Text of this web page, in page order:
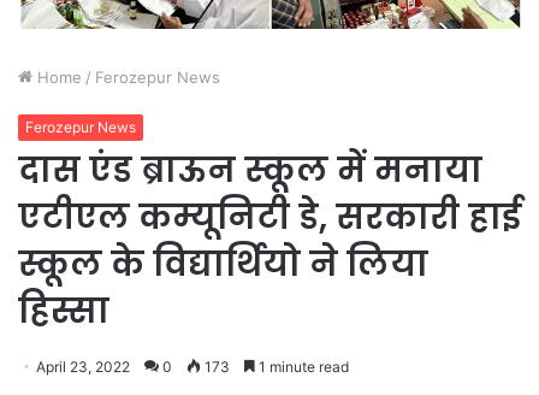
Home / Ferozepur News
Ferozepur News
दास एंड ब्राऊन स्कूल में मनाया
एटीएल कम्यूनिटी डे, सरकारी हाई
स्कूल के विद्यार्थियो ने लिया
हिस्सा
April 23, 2022 0 173 1 minute read